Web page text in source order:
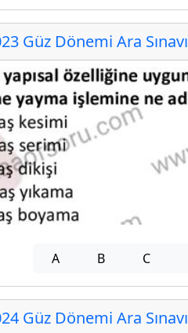
Güz Dönemi Ara Sınavı
A B C
Güz Dönemi Ara Sınavı